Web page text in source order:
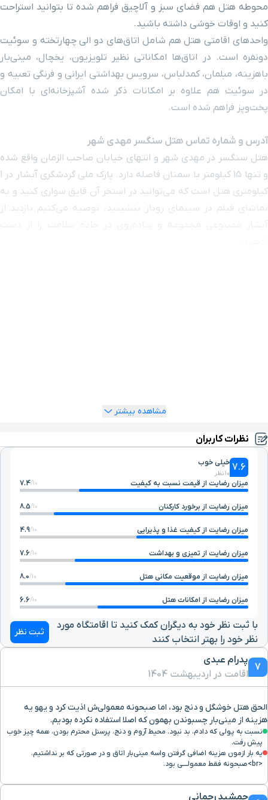
محوطه هتل هم فضای سبز و آلاچیق فراهم شده تا بتوانید استراحت
کنید و اوقات خوشی داشته باشید.
واحدهای اقامتی هتل هم شامل اتاق‌های دو الی چهارتخته و سوئیت
دونفره است. در اتاق‌ها امکاناتی نظیر تلویزیون، یخچال، مینی‌بار
باهزینه، مبلمان، کمدلباس، سرویس بهداشتی ایرانی و فرنگی تعبیه و
در سوئیت هم علاوه بر امکانات ذکر شده آشپزخانه‌ای با امکان
پخت‌وپز فراهم شده است.
آدرس و شماره تماس هتل سنگسر مهدی شهر
هتل سنگسر در مهدی شهر و انتهای خیابان صاحب الزمان واقع شده
و تنها 15 کیلومتر با سمنان فاصله دارد. پارک ملی گردشگری آبشار در 1
کیلومتری هتل است که می‌توانید در استخر آن قایق سواری کنید و به
تماشای فیلم در سینمای روباز بنشینید. توصیه می‌کنیم بازدید از
تماس بگیرید و از اقامت خود در مهدی شهر لذت ببرید.
مشاهده بیشتر
نظرات کاربران
7.6 خیلی خوب
10 نظر
میزان رضایت از قیمت نسبت به کیفیت 10/
7.4
میزان رضایت از برخورد کارکنان 10/
8.5
میزان رضایت از کیفیت غذا و پذیرایی 10/
4.9
میزان رضایت از تمیزی و بهداشت 10/
7.6
میزان رضایت از موقعیت مکانی هتل 10/
8.0
میزان رضایت از امکانات هتل 10/
6.6
با ثبت نظر خود به دیگران کمک کنید تا اقامتگاه مورد
نظر خود را بهتر انتخاب کنند
ثبت نظر
7
پدرام عبدی
اقامت در اردیبهشت 1404
الحق هتل خوشگل و دنج بود، اما صبحونه معمولی‌ش اذیت کرد و یهو یه
هزینه از مینی‌بار چسبوندن بهمون که اصلا استفاده نکرده بودیم.
نسبت به پولی که دادم، بد نبود. محیط آروم و دنج، پرسنل محترم بودن، همه چیز خوب
پیش رفت.
یه بار ازمون هزینه اضافی گرفتن واسه مینی‌بار اتاق و در صورتی که بر نداشتیم.
<br>صبحونه فقط معمولــــی بود.
جمشید رحمانی